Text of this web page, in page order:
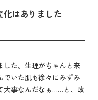
はありました
した。生理がちゃんと来
でいた肌も徐々にみずみ
大事なんだなぁ……と、改